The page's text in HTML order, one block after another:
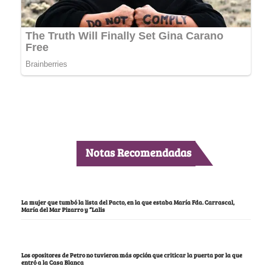
Notas Recomendadas
La mujer que tumbó la lista del Pacto, en la que estaba María Fda. Carrascal,
María del Mar Pizarro y “Lalis
Los opositores de Petro no tuvieron más opción que criticar la puerta por la que
entró a la Casa Blanca